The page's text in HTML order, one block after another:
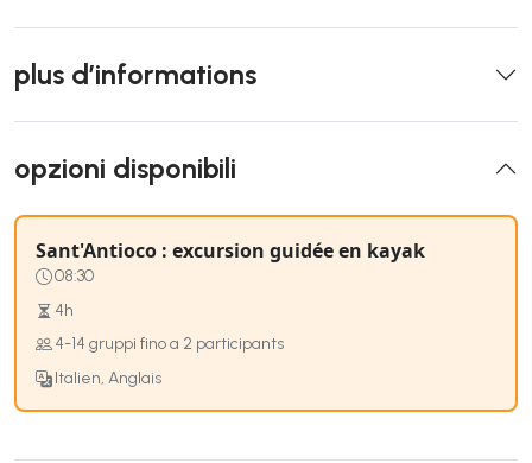
plus d’informations
opzioni disponibili
Sant'Antioco : excursion guidée en kayak
08:30
4h
4-14 gruppi fino a 2 participants
Italien, Anglais